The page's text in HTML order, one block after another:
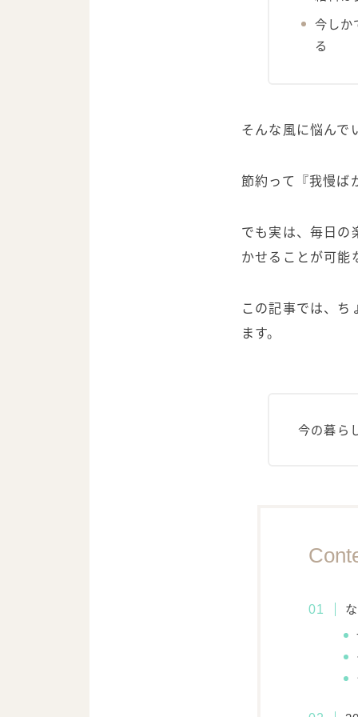
今しか
る
そんな風に悩んで
節約って『我慢ば
でも実は、毎日の
かせることが可能
この記事では、ち
ます。
今の暮ら